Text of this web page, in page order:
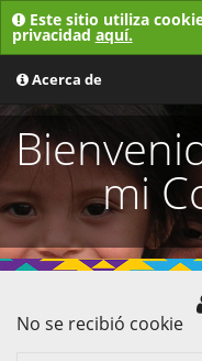
Este sitio utiliza
privacidad aquí.
Acerca de
mi
No se recibió cookie